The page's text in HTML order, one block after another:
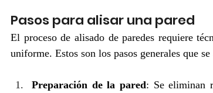
Pasos para alisar una pared
El proceso de alisado de paredes requiere
uniforme. Estos son los pasos generales que se
Preparación de la pared: Se eliminan